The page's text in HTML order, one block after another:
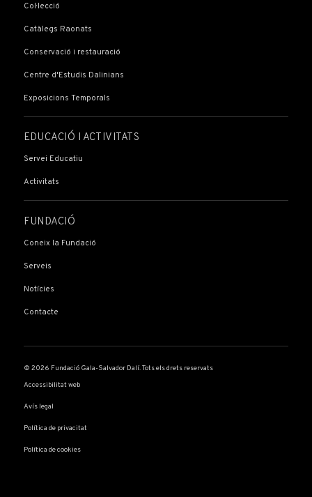
Col·lecció
Catàlegs Raonats
Conservació i restauració
Centre d'Estudis Dalinians
Exposicions Temporals
EDUCACIÓ I ACTIVITATS
Servei Educatiu
Activitats
FUNDACIÓ
Coneix la Fundació
Serveis
Notícies
Contacte
© 2026 Fundació Gala-Salvador Dalí. Tots els drets reservats
Accessibilitat web
Avís legal
Política de privacitat
Política de cookies